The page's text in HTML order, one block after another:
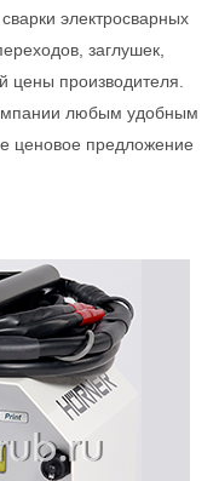
электросварных
заглушек,
цены производителя.
любым удобным
ценовое предложение